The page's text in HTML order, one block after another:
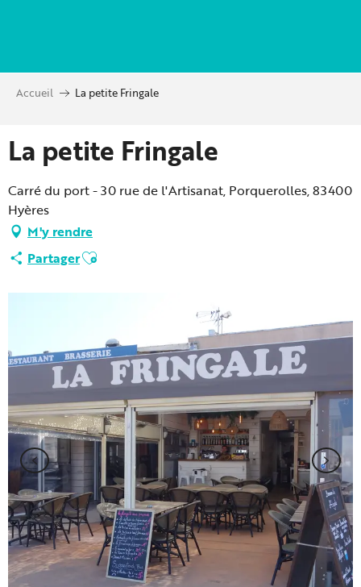
principal
Accueil La petite Fringale
La petite Fringale
Carré du port - 30 rue de l'Artisanat, Porquerolles, 83400
Hyères
M'y rendre
PartagerAjouter aux favoris